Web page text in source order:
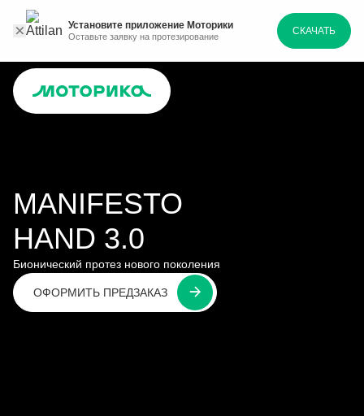
Установите приложение Моторики
Оставьте заявку на протезирование СКАЧАТЬ
MANIFESTO
HAND 3.0
Бионический протез нового поколения
ОФОРМИТЬ ПРЕДЗАКАЗ